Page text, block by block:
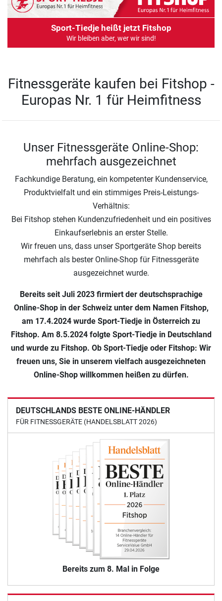
Sport-Tiedje heißt jetzt Fitshop
Wir bleiben aber, wer wir sind!
Fitnessgeräte kaufen bei Fitshop -
Europas Nr. 1 für Heimfitness
Unser Fitnessgeräte Online-Shop:
mehrfach ausgezeichnet
Fachkundige Beratung, ein kompetenter Kundenservice,
Produktvielfalt und ein stimmiges Preis-Leistungs-
Verhältnis:
Bei Fitshop stehen Kundenzufriedenheit und ein positives
Einkaufserlebnis an erster Stelle.
Wir freuen uns, dass unser Sportgeräte Shop bereits
mehrfach als bester Online-Shop für Fitnessgeräte
ausgezeichnet wurde.
Bereits seit Juli 2023 firmiert der deutschsprachige
Online-Shop in der Schweiz unter dem Namen Fitshop,
am 17.4.2024 wurde Sport-Tiedje in Österreich zu
Fitshop. Am 8.5.2024 folgte Sport-Tiedje in Deutschland
und wurde zu Fitshop. Ob Sport-Tiedje oder Fitshop: Wir
freuen uns, Sie in unserem vielfach ausgezeichneten
Online-Shop willkommen heißen zu dürfen.
DEUTSCHLANDS BESTE ONLINE-HÄNDLER
FÜR FITNESSGERÄTE (HANDELSBLATT 2026)
Bereits zum 8. Mal in Folge